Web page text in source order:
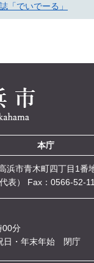
「でいでーる」
本庁
市青木町四丁目1番
表）
Fax：0566-52-
00分
日・年末年始 閉庁